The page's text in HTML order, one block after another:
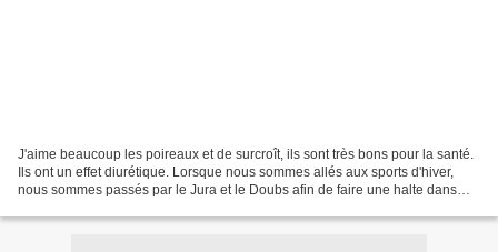
J'aime beaucoup les poireaux et de surcroît, ils sont très bons pour la santé.
Ils ont un effet diurétique. Lorsque nous sommes allés aux sports d'hiver,
nous sommes passés par le Jura et le Doubs afin de faire une halte dans